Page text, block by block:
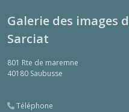
Galerie des images
Sarciat
801 Rte de maremne
40180 Saubusse
Téléphone